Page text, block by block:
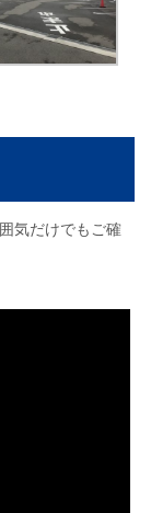
気だけでもご確